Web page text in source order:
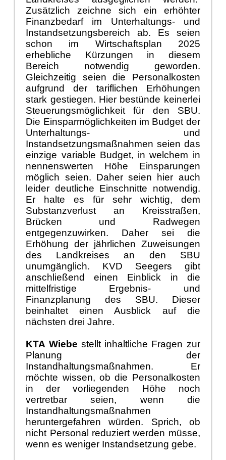
Zusätzlich zeichne sich ein erhöhter
Finanzbedarf im Unterhaltungs- und
Instandsetzungsbereich ab. Es seien
schon im Wirtschaftsplan 2025
erhebliche Kürzungen in diesem
Bereich notwendig geworden.
Gleichzeitig seien die Personalkosten
aufgrund der tariflichen Erhöhungen
stark gestiegen. Hier bestünde keinerlei
Steuerungsmöglichkeit für den SBU.
Die Einsparmöglichkeiten im Budget der
Unterhaltungs- und
Instandsetzungsmaßnahmen seien das
einzige variable Budget, in welchem in
nennenswerten Höhe Einsparungen
möglich seien. Daher seien hier auch
leider deutliche Einschnitte notwendig.
Er halte es für sehr wichtig, dem
Substanzverlust an Kreisstraßen,
Brücken und Radwegen
entgegenzuwirken. Daher sei die
Erhöhung der jährlichen Zuweisungen
des Landkreises an den SBU
unumgänglich. KVD Seegers gibt
anschließend einen Einblick in die
mittelfristige Ergebnis- und
Finanzplanung des SBU. Dieser
beinhaltet einen Ausblick auf die
nächsten drei Jahre.
KTA Wiebe stellt inhaltliche Fragen zur
Planung der
Instandhaltungsmaßnahmen. Er
möchte wissen, ob die Personalkosten
in der vorliegenden Höhe noch
vertretbar seien, wenn die
Instandhaltungsmaßnahmen
heruntergefahren würden. Sprich, ob
nicht Personal reduziert werden müsse,
wenn es weniger Instandsetzung gebe.